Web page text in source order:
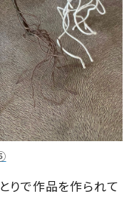
りで作品を作られて